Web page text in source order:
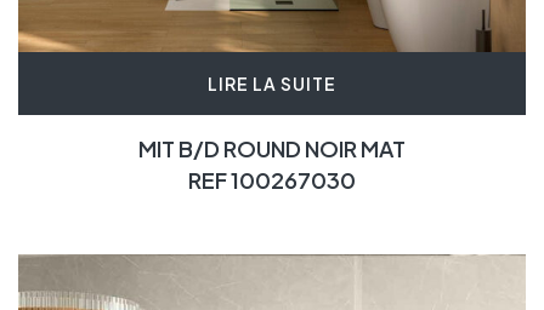
LIRE LA SUITE
MIT B/D ROUND NOIR MAT
REF 100267030